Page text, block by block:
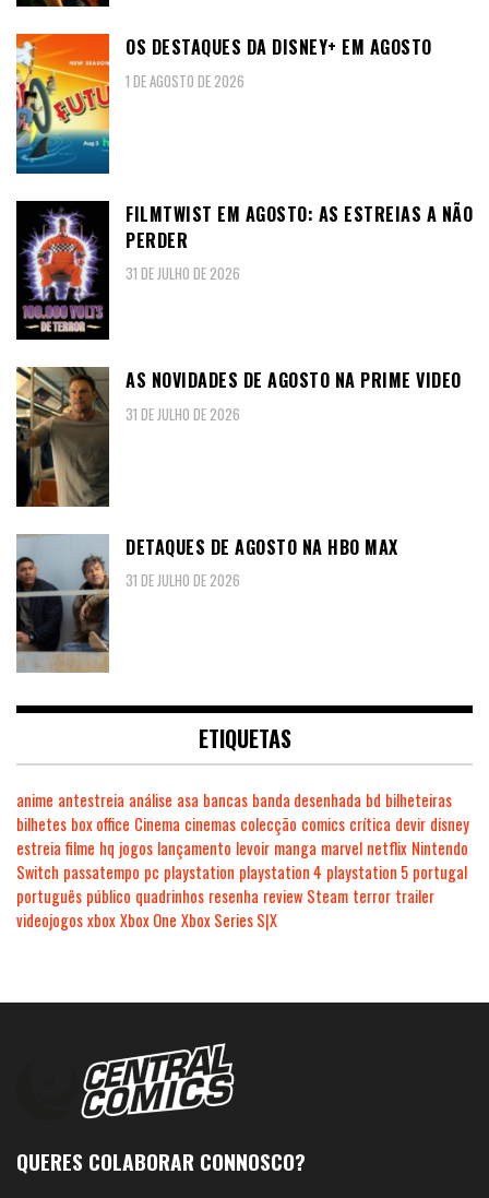
OS DESTAQUES DA DISNEY+ EM AGOSTO
1 DE AGOSTO DE 2026
FILMTWIST EM AGOSTO: AS ESTREIAS A NÃO
PERDER
31 DE JULHO DE 2026
AS NOVIDADES DE AGOSTO NA PRIME VIDEO
31 DE JULHO DE 2026
DETAQUES DE AGOSTO NA HBO MAX
31 DE JULHO DE 2026
ETIQUETAS
anime antestreia análise asa bancas banda desenhada bd bilheteiras
bilhetes box office Cinema cinemas colecção comics crítica devir disney
estreia filme hq jogos lançamento levoir manga marvel netflix Nintendo
Switch passatempo pc playstation playstation 4 playstation 5 portugal
português público quadrinhos resenha review Steam terror trailer
videojogosxboxXbox One Xbox Series S|X
QUERES COLABORAR CONNOSCO?